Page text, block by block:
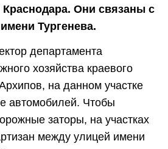
Они связаны с
Тургенева.
департамента
хозяйства краевого
на данном участке
автомобилей. Чтобы
заторы, на участках
между улицей имени